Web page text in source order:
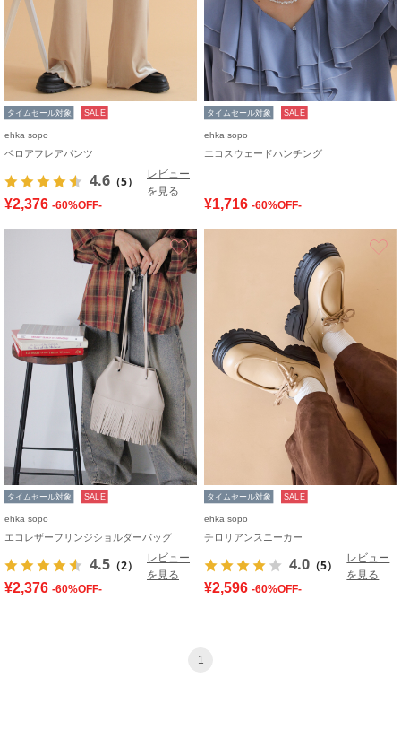
タイムセール対象 SALE
ehka sopo
ベロアフレアパンツ
4.6 （5）
レビュー
を見る
¥2,376 -60%OFF-
タイムセール対象 SALE
ehka sopo
エコスウェードハンチング
¥1,716 -60%OFF-
お気に入り
タイムセール対象 SALE
ehka sopo
エコレザーフリンジショルダーバッグ
4.5 （2）
レビュー
を見る
¥2,376 -60%OFF-
タイムセール対象 SALE
ehka sopo
チロリアンスニーカー
4.0 （5）
レビュー
を見る
¥2,596 -60%OFF-
1